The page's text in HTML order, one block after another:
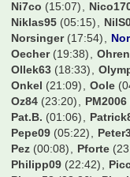
Ni7co (15:07)
Niklas95 (05:15)
Norsinger (17:54)
Oecher (19:38)
Ollek63 (18:33)
Onkel (21:09) Oole
Oz84 (23:20) PM2006
Pat.B. (01:06)
Pepe09 (05:22)
Pez (00:08) Pforte
Philipp09 (22:42)